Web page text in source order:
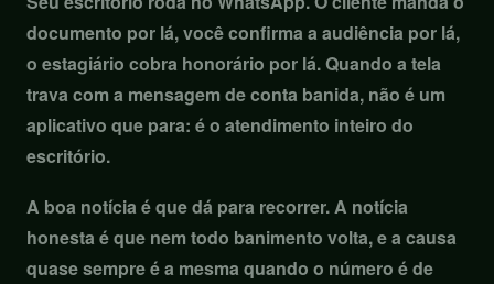
documento por lá, você confirma a audiência por lá,
o estagiário cobra honorário por lá. Quando a tela
trava com a mensagem de conta banida, não é um
aplicativo que para: é o atendimento inteiro do
escritório.
A boa notícia é que dá para recorrer. A notícia
honesta é que nem todo banimento volta, e a causa
quase sempre é a mesma quando o número é de